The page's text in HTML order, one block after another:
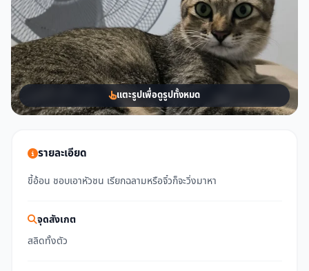
แตะรูปเพื่อดูรูปทั้งหมด
รายละเอียด
ขี้อ้อน ชอบเอาหัวชน เรียกฉลามหรือจิ๋วก็จะวิ่งมาหา
จุดสังเกต
สลิดทั้งตัว